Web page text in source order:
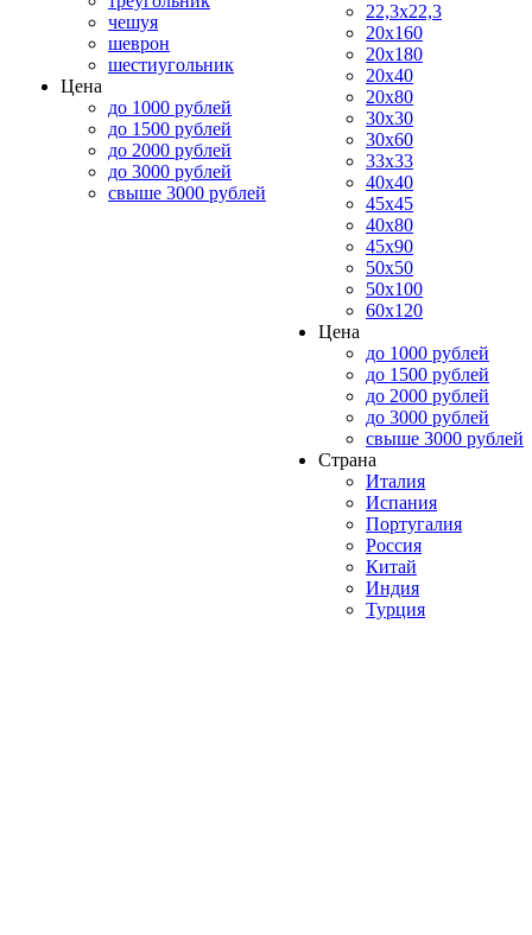
чешуя
шеврон
шестиугольник
Цена
до 1000 рублей
до 1500 рублей
до 2000 рублей
до 3000 рублей
свыше 3000 рублей
22,3x22,3
20x160
20x180
20x40
20x80
30x30
30x60
33x33
40x40
45x45
40x80
45x90
50x50
50x100
60x120
Цена
до 1000 рублей
до 1500 рублей
до 2000 рублей
до 3000 рублей
свыше 3000 рублей
Страна
Италия
Испания
Португалия
Россия
Китай
Индия
Турция